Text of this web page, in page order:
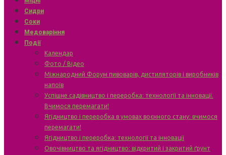
Сидри
Соки
Медоваріння
Події
Календар
Фото / Відео
Міжнародний Форум пивоварів, дистиляторів і виробників
напоїв
Успішне садівництво і переробка: технології та інновації.
Вчимося перемагати!
Ягідництво і переробка в умовах воєнного стану: вчимося
перемагати!
Ягідництво і переробка: технології та інновації
Овочівництво та ягідництво: відкритий і закритий ґрунт